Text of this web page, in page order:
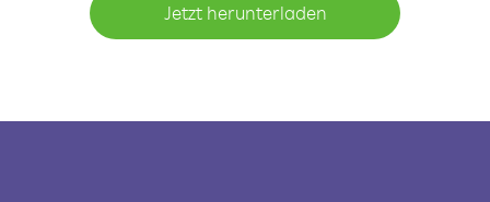
Jetzt herunterladen